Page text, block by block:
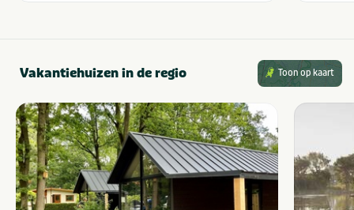
Vakantiehuizen in de regio Toon op kaart